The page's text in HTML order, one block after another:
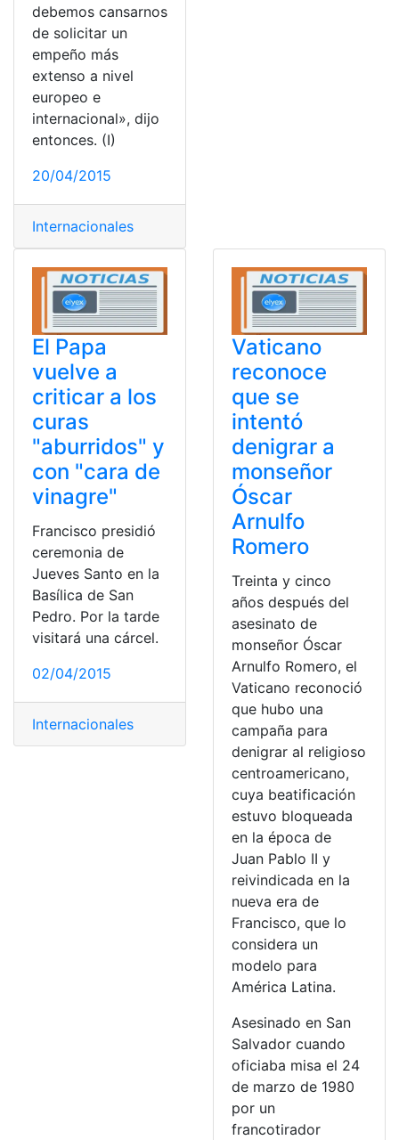
debemos cansarnos
de solicitar un
empeño más
extenso a nivel
europeo e
internacional», dijo
entonces. (I)
20/04/2015
Internacionales
El Papa
vuelve a
criticar a los
curas
"aburridos" y
con "cara de
vinagre"
Francisco presidió
ceremonia de
Jueves Santo en la
Basílica de San
Pedro. Por la tarde
visitará una cárcel.
02/04/2015
Internacionales
Vaticano
reconoce
que se
intentó
denigrar a
monseñor
Óscar
Arnulfo
Romero
Treinta y cinco
años después del
asesinato de
monseñor Óscar
Arnulfo Romero, el
Vaticano reconoció
que hubo una
campaña para
denigrar al religioso
centroamericano,
cuya beatificación
estuvo bloqueada
en la época de
Juan Pablo II y
reivindicada en la
nueva era de
Francisco, que lo
considera un
modelo para
América Latina.
Asesinado en San
Salvador cuando
oficiaba misa el 24
de marzo de 1980
por un
francotirador